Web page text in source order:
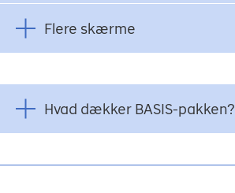
Flere skærme
Hvad dækker BASIS-pakken?